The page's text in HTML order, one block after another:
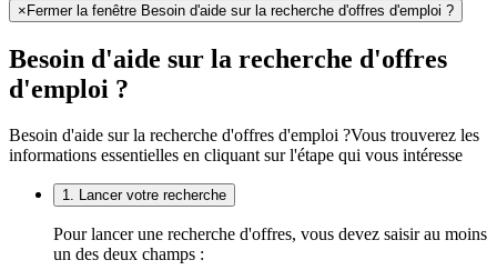
×Fermer la fenêtre Besoin d'aide sur la recherche d'offres d'emploi ?
Besoin d'aide sur la recherche d'offres
d'emploi ?
Besoin d'aide sur la recherche d'offres d'emploi ?Vous trouverez les
informations essentielles en cliquant sur l'étape qui vous intéresse
1. Lancer votre recherche
Pour lancer une recherche d'offres, vous devez saisir au moins
un des deux champs :